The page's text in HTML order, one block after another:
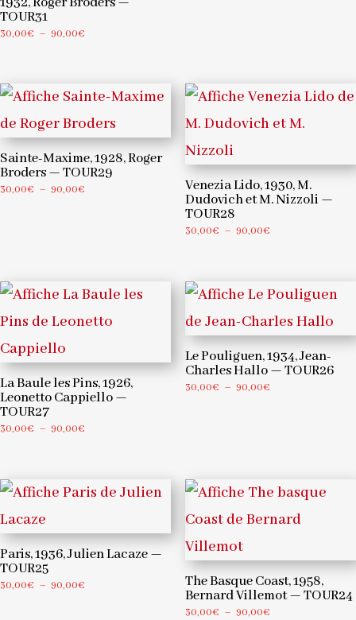
TOUR31
30,00€ – 90,00€
90,00€
Sainte-Maxime, 1928, Roger
Broders — TOUR29
30,00€ – 90,00€
Venezia Lido, 1930, M.
Dudovich et M. Nizzoli —
TOUR28
30,00€ – 90,00€Plage
30,00€
90,00€
La Baule les Pins, 1926,
Leonetto Cappiello —
TOUR27
30,00€ – 90,00€
à
Le Pouliguen, 1934, Jean-
Charles Hallo — TOUR26
30,00€ – 90,00€Plage
Paris, 1936, Julien Lacaze —
TOUR25
30,00€ – 90,00€
The Basque Coast, 1958,
Bernard Villemot — TOUR24
30,00€ – 90,00€Plage